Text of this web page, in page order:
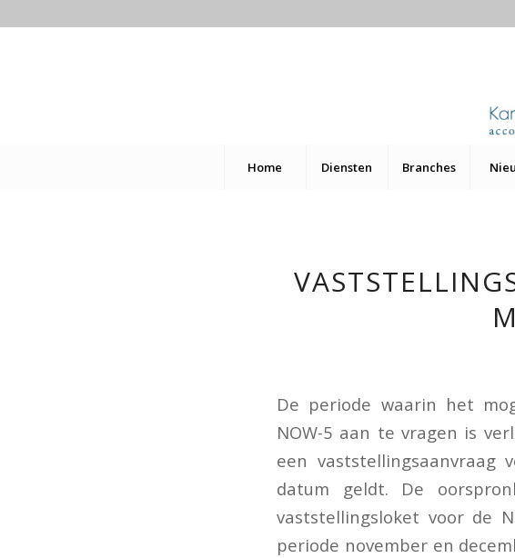
Home Diensten Branches
De periode waarin het
NOW-5 aan te vragen is
een vaststellingsaanvraag
datum geldt. De
vaststellingsloket voor de
periode november en